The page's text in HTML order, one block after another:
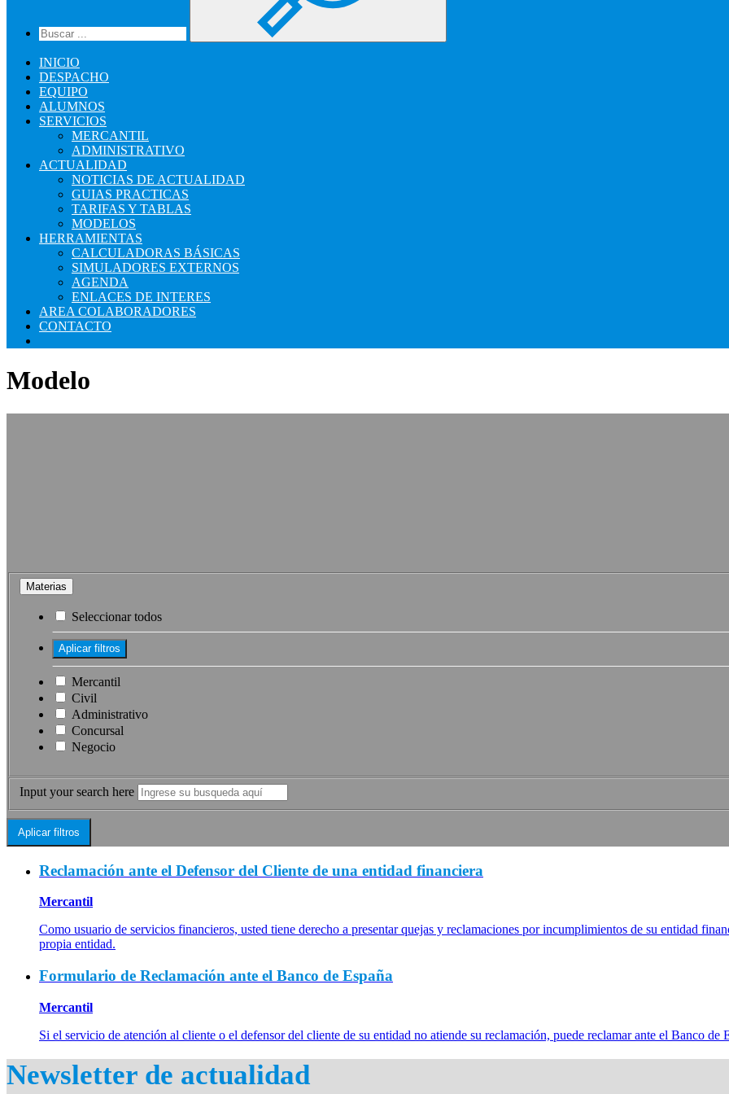
INICIO
DESPACHO
EQUIPO
ALUMNOS
SERVICIOS
MERCANTIL
ADMINISTRATIVO
ACTUALIDAD
NOTICIAS DE ACTUALIDAD
GUIAS PRACTICAS
TARIFAS Y TABLAS
MODELOS
HERRAMIENTAS
CALCULADORAS BÁSICAS
SIMULADORES EXTERNOS
AGENDA
ENLACES DE INTERES
AREA COLABORADORES
CONTACTO
Modelo
Materias
Seleccionar todos
Mercantil
Civil
Administrativo
Concursal
Negocio
Input your search here
Reclamación ante el Defensor del Cliente de una entidad financiera
Mercantil
Como usuario de servicios financieros, usted tiene derecho a presentar quejas y reclamaciones por incumplimientos de su entidad
propia entidad.
Formulario de Reclamación ante el Banco de España
Mercantil
Si el servicio de atención al cliente o el defensor del cliente de su entidad no atiende su reclamación, puede reclamar ante el Banco de
Newsletter de actualidad